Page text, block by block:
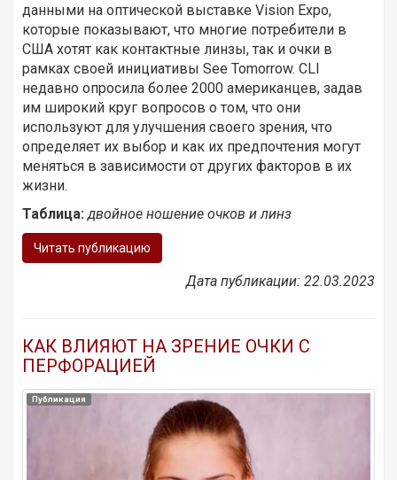
данными на оптической выставке Vision Expo,
которые показывают, что многие потребители в
США хотят как контактные линзы, так и очки в
рамках своей инициативы See Tomorrow. CLI
недавно опросила более 2000 американцев, задав
им широкий круг вопросов о том, что они
используют для улучшения своего зрения, что
определяет их выбор и как их предпочтения могут
меняться в зависимости от других факторов в их
жизни.
Таблица:двойное ношение очков и линз
Читать публикацию
Дата публикации: 22.03.2023
КАК ВЛИЯЮТ НА ЗРЕНИЕ ОЧКИ С
ПЕРФОРАЦИЕЙ
Публикация